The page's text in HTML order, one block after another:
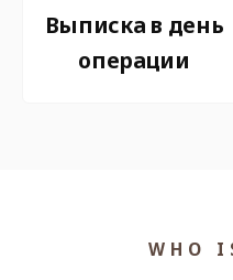
Выписка в день
операции
WHO